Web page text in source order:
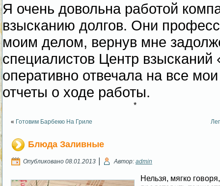
Я очень довольна работой
взысканию долгов. Они
моим делом, вернув мне
специалистов Центр
оперативно отвечала на все
отчеты о ходе работы.
*
« Готовим Барбекю На Гриле
Блюда Заливные
Опубликовано 08.01.2013 | Автор: admin
Нельзя, мягко говоря,